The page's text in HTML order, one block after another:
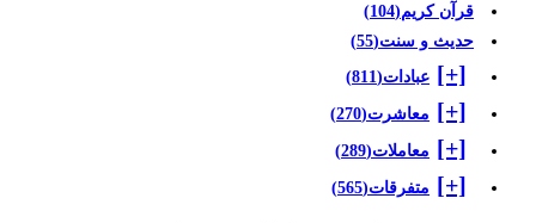
قرآن کریم (104)
حدیث و سنت(55)
[+] عبادات (811)
[+] معاشرت (270)
[+] معاملات(289)
[+] متفرقات(565)